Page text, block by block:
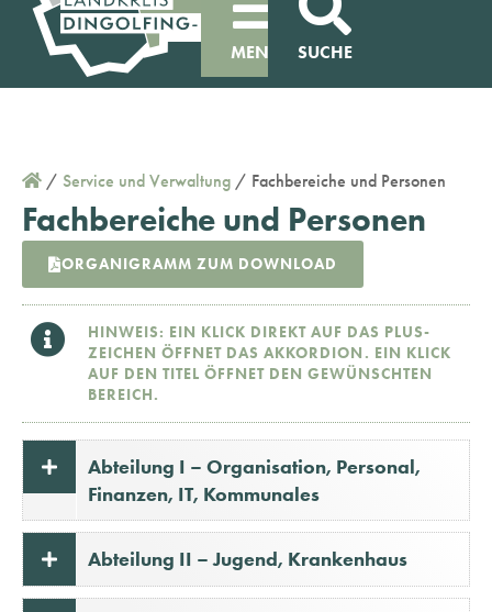
MENÜ SUCHE
/ Service und Verwaltung / Fachbereiche und Personen
Fachbereiche und Personen
ORGANIGRAMM ZUM DOWNLOAD
HINWEIS: EIN KLICK DIREKT AUF DAS PLUS-
ZEICHEN ÖFFNET DAS AKKORDION. EIN KLICK
AUF DEN TITEL ÖFFNET DEN GEWÜNSCHTEN
BEREICH.
Abteilung I – Organisation, Personal,
Finanzen, IT, Kommunales
Abteilung II – Jugend, Krankenhaus